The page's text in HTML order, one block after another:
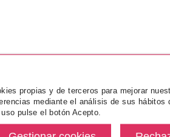
propias y de terceros para mejorar
mediante el análisis de sus hábitos
pulse el botón Acepto.